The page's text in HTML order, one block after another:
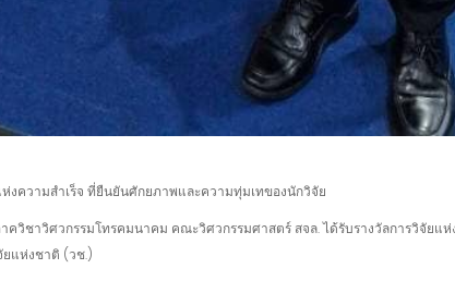
ความสำเร็จ ที่ยืนยันศักยภาพและความทุ่มเทของนักวิจัย
ชาวิศวกรรมโทรคมนาคม คณะวิศวกรรมศาสตร์ สจล. ได้รับรางวัลการวิจัยแห่
ยแห่งชาติ (วช.)